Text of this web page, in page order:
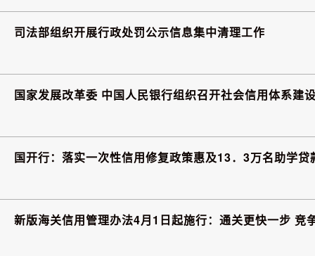
司法部组织开展行政处罚公示信息集中清理工作
国家发展改革委 中国人民银行组织召开社会信用体系建
国开行：落实一次性信用修复政策惠及13．3万名助学贷
新版海关信用管理办法4月1日起施行：通关更快一步 竞